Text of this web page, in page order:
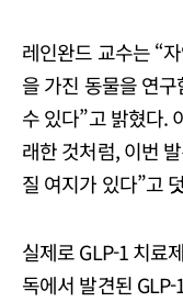
레인완드 교수는 “
을 가진 동물을 연
수 있다”고 밝혔다.
래한 것처럼, 이번
질 여지가 있다”고
실제로 GLP-1 치료
독에서 발견된